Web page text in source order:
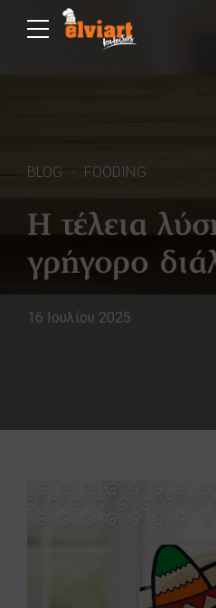
BLOG FOODING
Η τέλεια
γρήγορο
16 Ιουλίου 2025